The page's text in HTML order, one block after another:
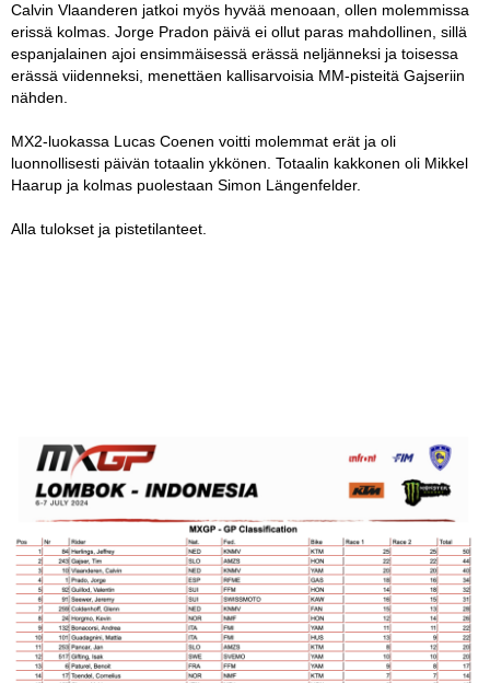
Calvin Vlaanderen jatkoi myös hyvää menoaan, ollen molemmissa
erissä kolmas. Jorge Pradon päivä ei ollut paras mahdollinen, sillä
espanjalainen ajoi ensimmäisessä erässä neljänneksi ja toisessa
erässä viidenneksi, menettäen kallisarvoisia MM-pisteitä Gajseriin
nähden.
MX2-luokassa Lucas Coenen voitti molemmat erät ja oli
luonnollisesti päivän totaalin ykkönen. Totaalin kakkonen oli Mikkel
Haarup ja kolmas puolestaan Simon Längenfelder.
Alla tulokset ja pistetilanteet.